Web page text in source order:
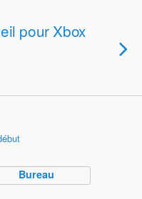
pour Xbox
Bureau